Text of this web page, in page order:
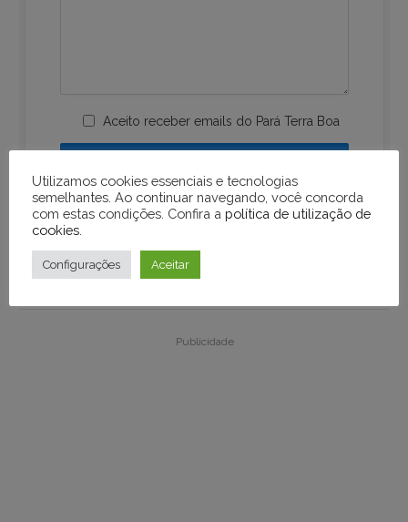
Aceito receber emails do Pará Terra Boa
Publicidade
Utilizamos cookies essenciais e tecnologias
semelhantes. Ao continuar navegando, você concorda
com estas condições. Confira a política de utilização de
cookies
Configurações Aceitar